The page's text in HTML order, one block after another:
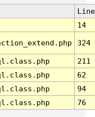
Line
14
324
211
62
94
76